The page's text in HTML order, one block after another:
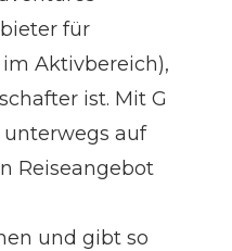
für
Aktivbereich),
ist. Mit G
unterwegs auf
Reiseangebot
und gibt so